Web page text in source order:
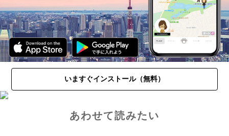
いますぐインストール（無料）
あわせて読みたい